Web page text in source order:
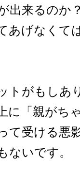
出来るのか
あげなくて
トがもしあ
に「親がち
て受ける悪
ないです。